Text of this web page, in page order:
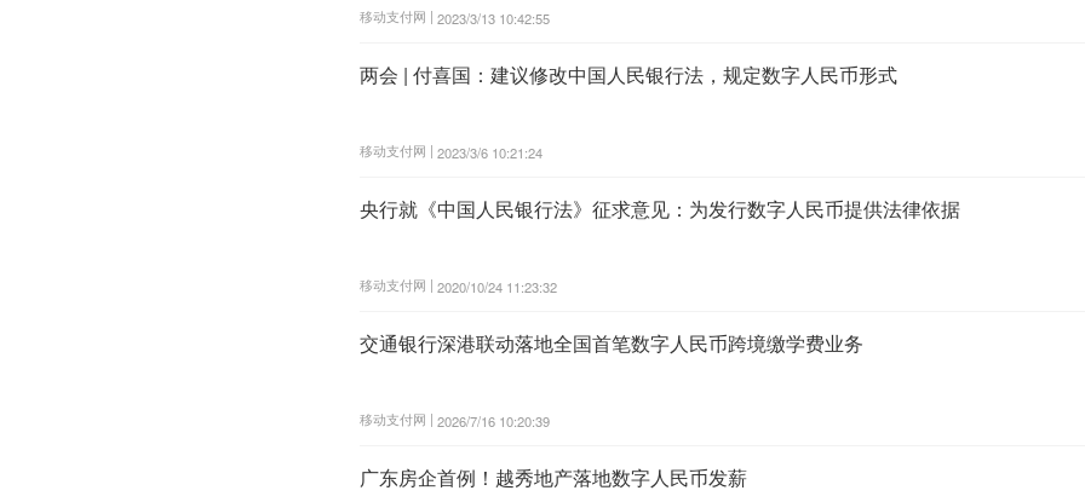
移动支付网 | 2023/3/13 10:42:55
两会 | 付喜国：建议修改中国人民银行法，规定数字人民币形式
移动支付网 | 2023/3/6 10:21:24
央行就《中国人民银行法》征求意见：为发行数字人民币提供法律依据
移动支付网 | 2020/10/24 11:23:32
交通银行深港联动落地全国首笔数字人民币跨境缴学费业务
移动支付网 | 2026/7/16 10:20:39
广东房企首例！越秀地产落地数字人民币发薪